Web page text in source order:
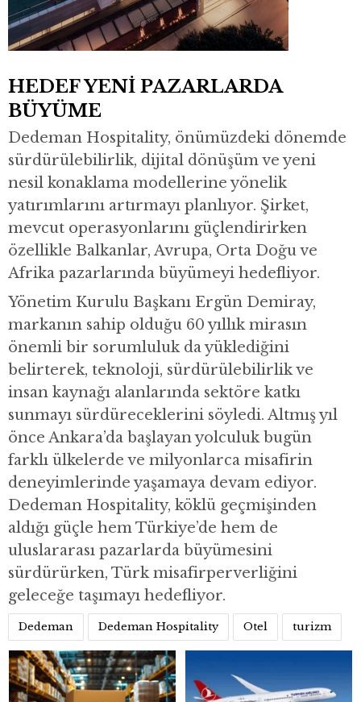
HEDEF YENİ PAZARLARDA
BÜYÜME
Dedeman Hospitality, önümüzdeki dönemde
sürdürülebilirlik, dijital dönüşüm ve yeni
nesil konaklama modellerine yönelik
yatırımlarını artırmayı planlıyor. Şirket,
mevcut operasyonlarını güçlendirirken
özellikle Balkanlar, Avrupa, Orta Doğu ve
Afrika pazarlarında büyümeyi hedefliyor.
Yönetim Kurulu Başkanı Ergün Demiray,
markanın sahip olduğu 60 yıllık mirasın
önemli bir sorumluluk da yüklediğini
belirterek, teknoloji, sürdürülebilirlik ve
insan kaynağı alanlarında sektöre katkı
sunmayı sürdüreceklerini söyledi. Altmış yıl
önce Ankara’da başlayan yolculuk bugün
farklı ülkelerde ve milyonlarca misafirin
deneyimlerinde yaşamaya devam ediyor.
Dedeman Hospitality, köklü geçmişinden
aldığı güçle hem Türkiye’de hem de
uluslararası pazarlarda büyümesini
sürdürürken, Türk misafirperverliğini
geleceğe taşımayı hedefliyor.
Dedeman Dedeman Hospitality Otel turizm